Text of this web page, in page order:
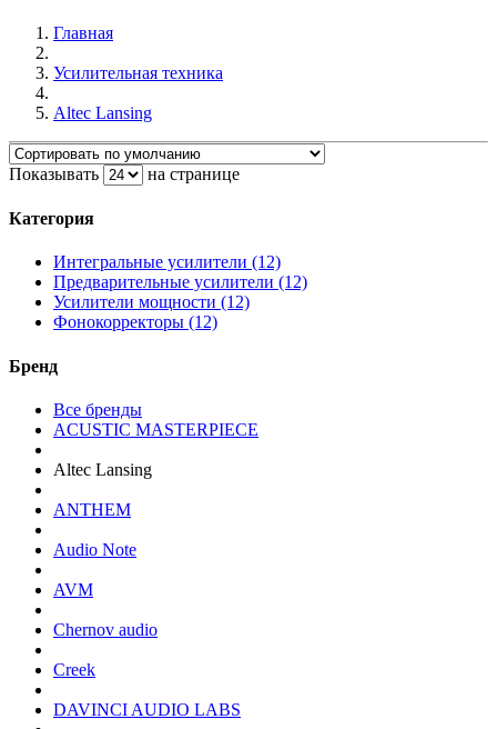
Главная
Усилительная техника
Altec Lansing
Показывать на странице
Категория
Интегральные усилители (12)
Предварительные усилители (12)
Усилители мощности (12)
Фонокорректоры (12)
Бренд
Все бренды
ACUSTIC MASTERPIECE
Altec Lansing
ANTHEM
Audio Note
AVM
Chernov audio
Creek
DAVINCI AUDIO LABS